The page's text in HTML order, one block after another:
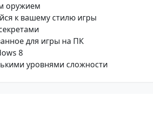
оружием
к вашему стилю игры
для игры на ПК
8
уровнями сложности